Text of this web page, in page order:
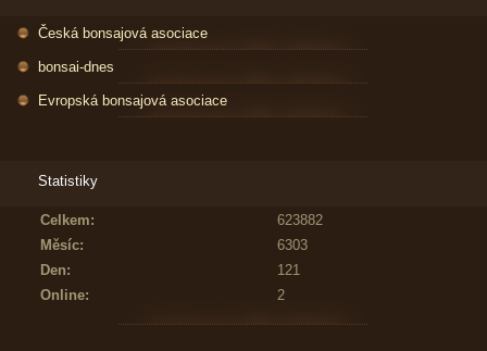
Česká bonsajová asociace
bonsai-dnes
Evropská bonsajová asociace
Statistiky
Online: 2
Celkem:
623882
Měsíc:
6303
Den:
121